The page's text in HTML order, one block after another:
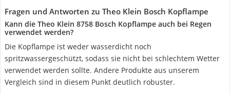
Fragen und Antworten zu Theo Klein Bosch Kopflampe
Kann die Theo Klein 8758 Bosch Kopflampe auch bei Regen
verwendet werden?
Die Kopflampe ist weder wasserdicht noch
spritzwassergeschützt, sodass sie nicht bei schlechtem Wetter
verwendet werden sollte. Andere Produkte aus unserem
Vergleich sind in diesem Punkt deutlich robuster.